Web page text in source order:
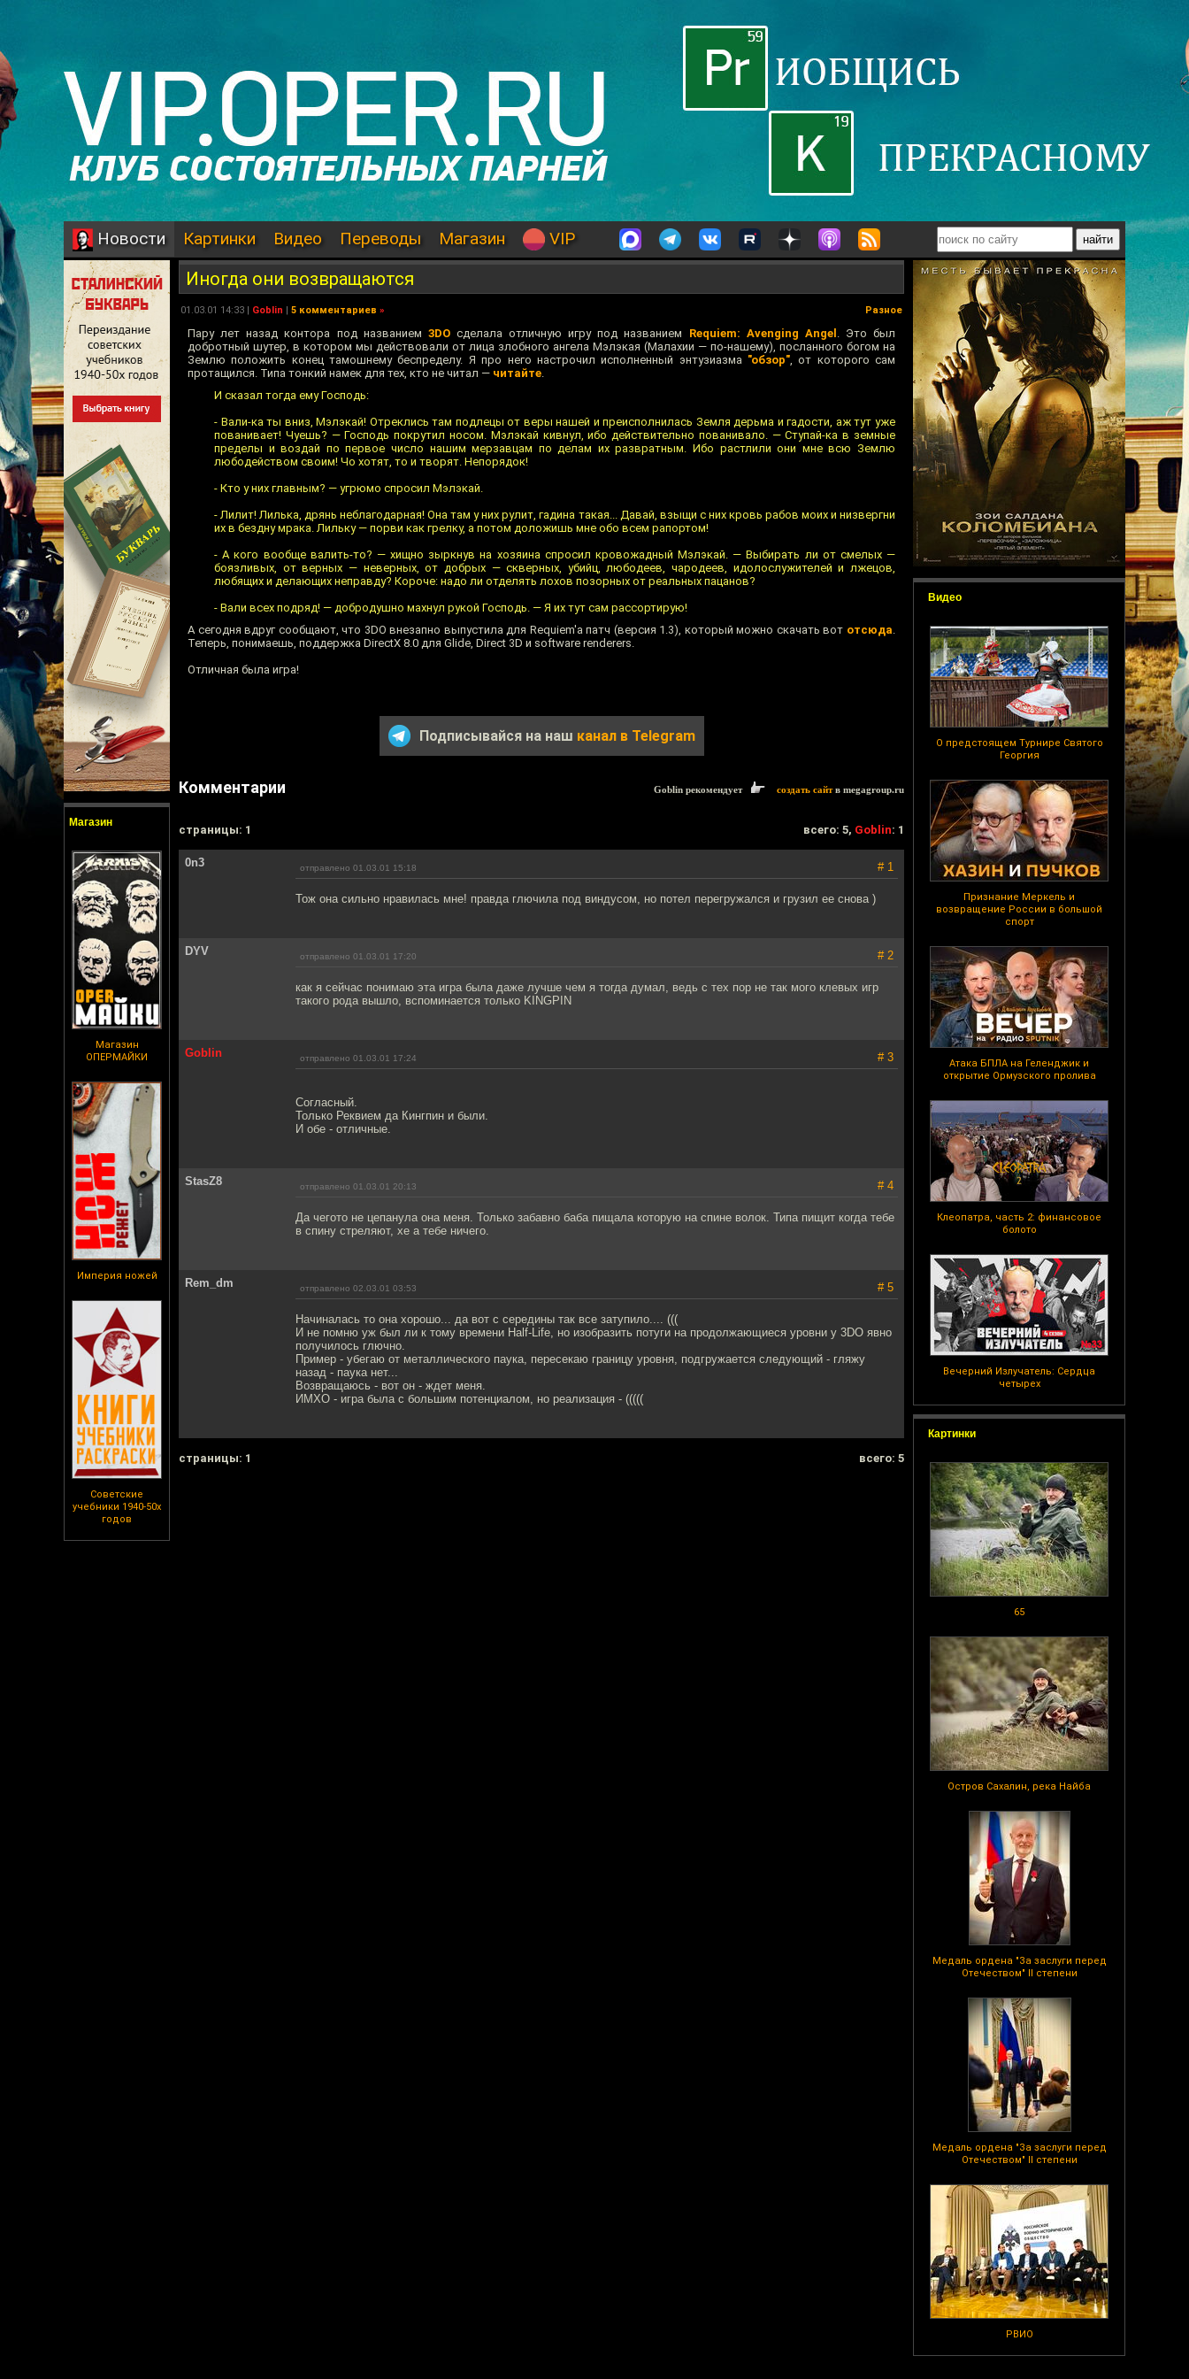
Новости Картинки Видео Переводы Магазин VIP
Магазин
Магазин
ОПЕРМАЙКИ
Империя ножей
Советские
учебники 1940-50х
годов
Видео
О предстоящем Турнире Святого
Георгия
Признание Меркель и
возвращение России в большой
спорт
Атака БПЛА на Геленджик и
открытие Ормузского пролива
Клеопатра, часть 2: финансовое
болото
Вечерний Излучатель: Сердца
четырех
Картинки
65
Остров Сахалин, река Найба
Медаль ордена "За заслуги перед
Отечеством" II степени
Медаль ордена "За заслуги перед
Отечеством" II степени
РВИО
Иногда они возвращаются
01.03.01 14:33 | Goblin | 5 комментариев » Разное
Пару лет назад контора под названием 3DOсделала отличную игру под названием Requiem: Avenging Angel . Это был
добротный шутер, в котором мы действовали от лица злобного ангела Мэлэкая (Малахии — по-нашему), посланного богом на
Землю положить конец тамошнему беспределу. Я про него настрочил исполненный энтузиазма "обзор", от которого сам
протащился. Типа тонкий намек для тех, кто не читал — читайте.
И сказал тогда ему Господь:
- Вали-ка ты вниз, Мэлэкай! Отреклись там подлецы от веры нашей и преисполнилась Земля дерьма и гадости, аж тут уже
пованивает! Чуешь? — Господь покрутил носом. Мэлэкай кивнул, ибо действительно пованивало. — Ступай-ка в земные
пределы и воздай по первое число нашим мерзавцам по делам их развратным. Ибо растлили они мне всю Землю
любодейством своим! Чо хотят, то и творят. Непорядок!
- Кто у них главным? — угрюмо спросил Мэлэкай.
- Лилит! Лилька, дрянь неблагодарная! Она там у них рулит, гадина такая... Давай, взыщи с них кровь рабов моих и низвергни
их в бездну мрака. Лильку — порви как грелку, а потом доложишь мне обо всем рапортом!
- А кого вообще валить-то? — хищно зыркнув на хозяина спросил кровожадный Мэлэкай. — Выбирать ли от смелых —
боязливых, от верных — неверных, от добрых — скверных, убийц, любодеев, чародеев, идолослужителей и лжецов,
любящих и делающих неправду? Короче: надо ли отделять лохов позорных от реальных пацанов?
- Вали всех подряд! — добродушно махнул рукой Господь. — Я их тут сам рассортирую!
А сегодня вдруг сообщают, что 3DO внезапно выпустила для Requiem'a патч (версия 1.3), который можно скачать вот отсюда.
Теперь, понимаешь, поддержка DirectX 8.0 для Glide, Direct 3D и software renderers.
Отличная была игра!
Подписывайся на наш канал в Telegram
Комментарии Goblin рекомендует создать сайтв megagroup.ru
cтраницы: 1 всего: 5, Goblin: 1
0n3 отправлено 01.03.01 15:18 # 1
Тож она сильно нравилась мне! правда глючила под виндусом, но потел перегружался и грузил ее снова )
DYV отправлено 01.03.01 17:20 # 2
как я сейчас понимаю эта игра была даже лучше чем я тогда думал, ведь с тех пор не так мого клевых игр
такого рода вышло, вспоминается только KINGPIN
Goblin отправлено 01.03.01 17:24 # 3
Согласный.
Только Реквием да Кингпин и были.
И обе - отличные.
StasZ8 отправлено 01.03.01 20:13 # 4
Да чегото не цепанула она меня. Только забавно баба пищала которую на спине волок. Типа пищит когда тебе
в спину стреляют, хе а тебе ничего.
Rem_dm отправлено 02.03.01 03:53 # 5
Начиналась то она хорошо... да вот с середины так все затупило.... (((
И не помню уж был ли к тому времени Half-Life, но изобразить потуги на продолжающиеся уровни у 3DO явно
получилось глючно.
Пример - убегаю от металлического паука, пересекаю границу уровня, подгружается следующий - гляжу
назад - паука нет...
Возвращаюсь - вот он - ждет меня.
ИМХО - игра была с большим потенциалом, но реализация - (((((
cтраницы: 1 всего: 5